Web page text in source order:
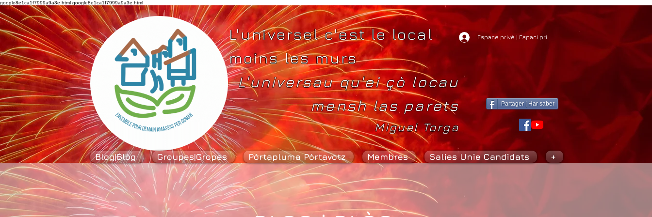
google8e1ca1f7999a9a3e.html google8e1ca1f7999a9a3e.html
L'universel c'est le local
moins les murs
L'universau qu'ei çò locau
mensh las parets
Miguel Torga
Espace privé | Espaci privat
Partager | Har saber
Blog|Blòg Groupes|Gropes Pòrtapluma Pòrtavotz Membres Salies Unie Candidats +